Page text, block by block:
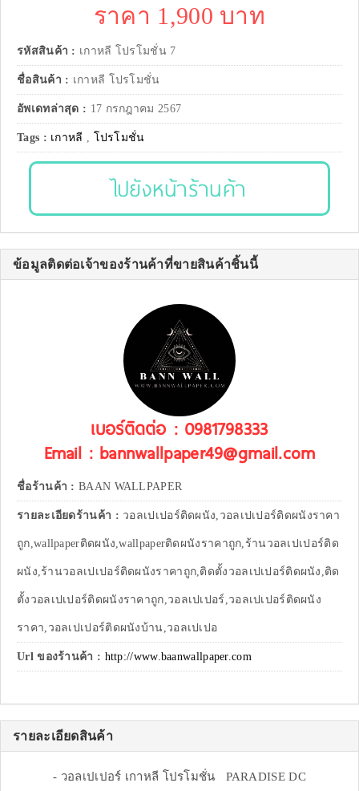
ราคา 1,900 บาท
รหัสสินค้า : เกาหลี โปรโมชั่น 7
ชื่อสินค้า : เกาหลี โปรโมชั่น
อัพเดทล่าสุด : 17 กรกฎาคม 2567
Tags : เกาหลี , โปรโมชั่น
ไปยังหน้าร้านค้า
ข้อมูลติดต่อเจ้าของร้านค้าที่ขายสินค้าชิ้นนี้
เบอร์ติดต่อ : 0981798333
Email : bannwallpaper49@gmail.com
ชื่อร้านค้า : BAAN WALLPAPER
รายละเอียดร้านค้า : วอลเปเปอร์ติดผนัง,วอลเปเปอร์ติดผนังราคา
ถูก,wallpaperติดผนัง,wallpaperติดผนังราคาถูก,ร้านวอลเปเปอร์ติด
ผนัง,ร้านวอลเปเปอร์ติดผนังราคาถูก,ติดตั้งวอลเปเปอร์ติดผนัง,ติด
ตั้งวอลเปเปอร์ติดผนังราคาถูก,วอลเปเปอร์,วอลเปเปอร์ติดผนัง
ราคา,วอลเปเปอร์ติดผนังบ้าน,วอลเปเปอ
Url ของร้านค้า : http://www.baanwallpaper.com
รายละเอียดสินค้า
- วอลเปเปอร์ เกาหลี โปรโมชั่น PARADISE DC